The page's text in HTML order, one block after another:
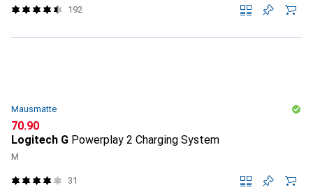
192
Mausmatte
CHF
70.90
Logitech G Powerplay 2 Charging System
M
31